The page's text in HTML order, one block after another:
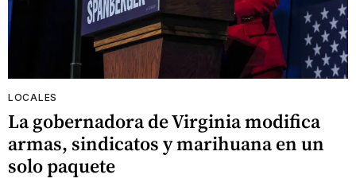
LOCALES
La gobernadora de Virginia modifica
armas, sindicatos y marihuana en un
solo paquete